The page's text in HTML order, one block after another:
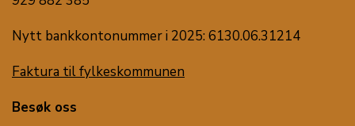
Nytt bankkontonummer i 2025: 6130.06.31214
Faktura til fylkeskommunen
Besøk oss